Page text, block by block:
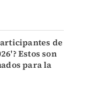
de
Estos son
para la